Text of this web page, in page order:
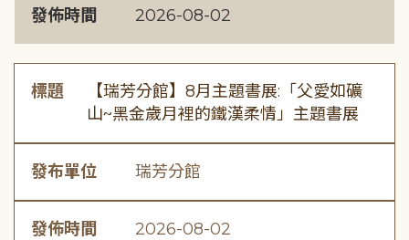
發佈時間 2026-08-02
標題
【瑞芳分館】8月主題書展:「父愛如礦
山~黑金歲月裡的鐵漢柔情」主題書展
發布單位 瑞芳分館
發佈時間 2026-08-02